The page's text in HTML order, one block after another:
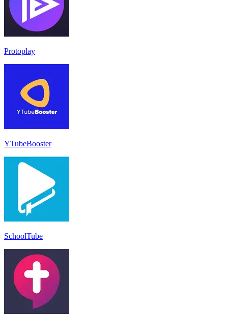
Protoplay
YTubeBooster
SchoolTube